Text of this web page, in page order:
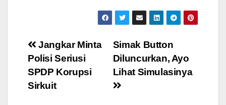
Post
navigation
Simak Button
Diluncurkan, Ayo
Lihat Simulasinya
Jangkar Minta
Polisi Seriusi
SPDP Korupsi
Sirkuit